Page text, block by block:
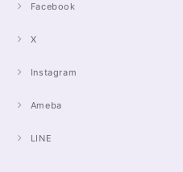
Facebook
X
Instagram
Ameba
LINE